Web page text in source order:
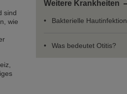
sind
wie
Weitere Krankheiten
Bakterielle Hautinfektion
Was bedeutet Otitis?